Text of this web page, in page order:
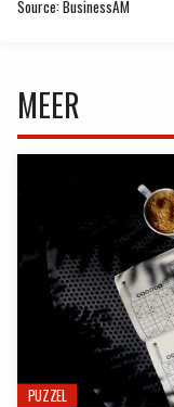
Source: BusinessAM
MEER
PUZZEL